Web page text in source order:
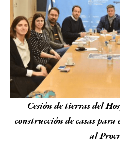
Cesión de tierras del
construcción de casas
al